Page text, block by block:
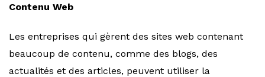
Contenu Web
Les entreprises qui gèrent des sites web contenant
beaucoup de contenu, comme des blogs, des
actualités et des articles, peuvent utiliser la